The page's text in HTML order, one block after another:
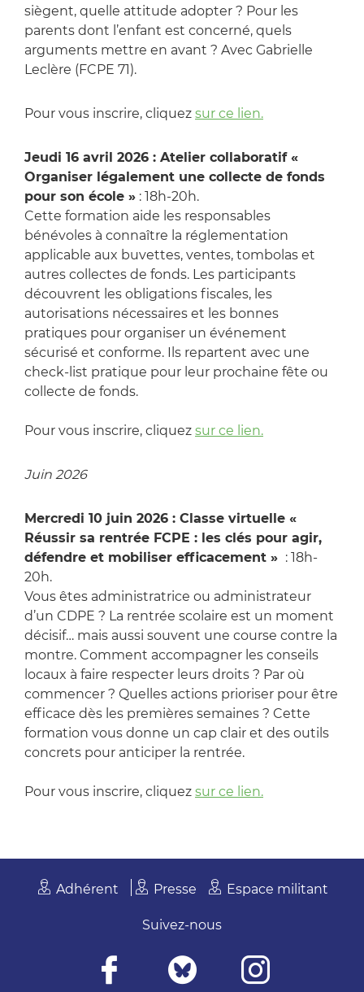
siègent, quelle attitude adopter ? Pour les
parents dont l’enfant est concerné, quels
arguments mettre en avant ? Avec Gabrielle
Leclère (FCPE 71).
Pour vous inscrire, cliquez sur ce lien.
Jeudi 16 avril 2026 : Atelier collaboratif «
Organiser légalement une collecte de fonds
pour son école » : 18h-20h.
Cette formation aide les responsables
bénévoles à connaître la réglementation
applicable aux buvettes, ventes, tombolas et
autres collectes de fonds. Les participants
découvrent les obligations fiscales, les
autorisations nécessaires et les bonnes
pratiques pour organiser un événement
sécurisé et conforme. Ils repartent avec une
check-list pratique pour leur prochaine fête ou
collecte de fonds.
Pour vous inscrire, cliquez sur ce lien.
Juin 2026
Mercredi 10 juin 2026 : Classe virtuelle «
Réussir sa rentrée FCPE : les clés pour agir,
défendre et mobiliser efficacement » : 18h-
20h.
Vous êtes administratrice ou administrateur
d’un CDPE ? La rentrée scolaire est un moment
décisif… mais aussi souvent une course contre la
montre. Comment accompagner les conseils
locaux à faire respecter leurs droits ? Par où
commencer ? Quelles actions prioriser pour être
efficace dès les premières semaines ? Cette
formation vous donne un cap clair et des outils
concrets pour anticiper la rentrée.
Pour vous inscrire, cliquez sur ce lien.
Adhérent Presse Espace militant
Suivez-nous